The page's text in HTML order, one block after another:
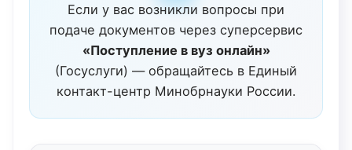
Если у вас возникли вопросы при
подаче документов через суперсервис
«Поступление в вуз онлайн»
(Госуслуги) — обращайтесь в Единый
контакт-центр Минобрнауки России.